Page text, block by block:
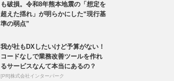
も破損。令和8年熊本地震の「想定を
超えた揺れ」が明らかにした“現行基
準の弱点”
我が社もDXしたいけど予算がない！
コードなしで業務改善ツールを作れ
るサービスなんて本当にあるの？
[PR]株式会社インターパーク